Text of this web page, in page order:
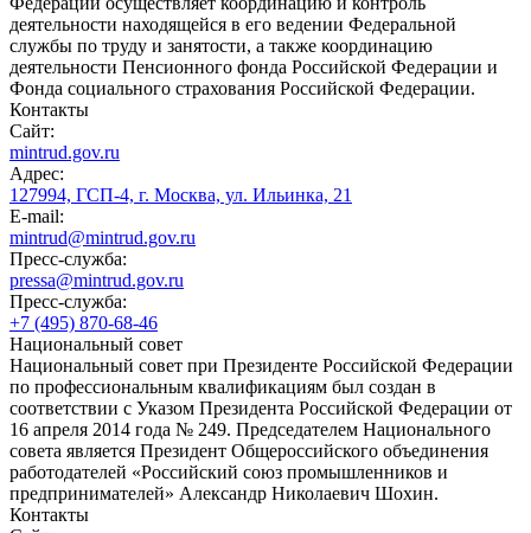
деятельности находящейся в его ведении Федеральной
службы по труду и занятости, а также координацию
деятельности Пенсионного фонда Российской Федерации и
Фонда социального страхования Российской Федерации.
Контакты
Сайт:
mintrud.gov.ru
Адрес:
127994, ГСП-4, г. Москва, ул. Ильинка, 21
E-mail:
mintrud@mintrud.gov.ru
Пресс-служба:
pressa@mintrud.gov.ru
Пресс-служба:
+7 (495) 870-68-46
Национальный совет
Национальный совет при Президенте Российской Федерации
по профессиональным квалификациям был создан в
соответствии с Указом Президента Российской Федерации от
16 апреля 2014 года № 249. Председателем Национального
совета является Президент Общероссийского объединения
работодателей «Российский союз промышленников и
предпринимателей» Александр Николаевич Шохин.
Контакты